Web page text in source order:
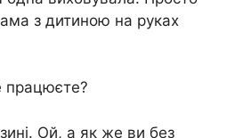
з дитиною на руках
працюєте?
Ой, а як же ви без